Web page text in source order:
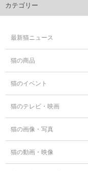
カテゴリー
最新猫ニュース
猫の商品
猫のイベント
猫のテレビ・映画
猫の画像・写真
猫の動画・映像